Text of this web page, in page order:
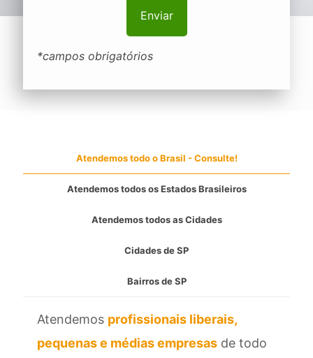
*campos obrigatórios
Atendemos todo o Brasil - Consulte!
Atendemos todos os Estados Brasileiros
Atendemos todos as Cidades
Cidades de SP
Bairros de SP
Atendemos profissionais liberais,
pequenas e médias empresas de todo